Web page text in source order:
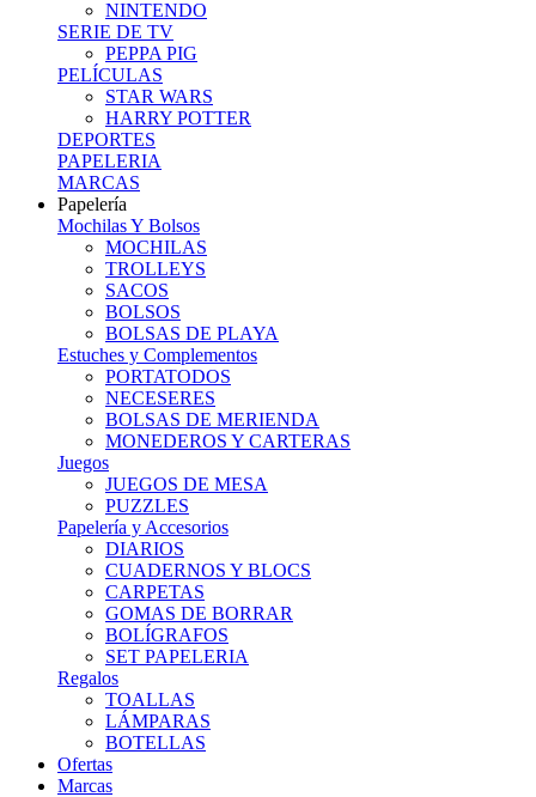
NINTENDO
SERIE DE TV
PEPPA PIG
PELÍCULAS
STAR WARS
HARRY POTTER
DEPORTES
PAPELERIA
MARCAS
Papelería
Mochilas Y Bolsos
MOCHILAS
TROLLEYS
SACOS
BOLSOS
BOLSAS DE PLAYA
Estuches y Complementos
PORTATODOS
NECESERES
BOLSAS DE MERIENDA
MONEDEROS Y CARTERAS
Juegos
JUEGOS DE MESA
PUZZLES
Papelería y Accesorios
DIARIOS
CUADERNOS Y BLOCS
CARPETAS
GOMAS DE BORRAR
BOLÍGRAFOS
SET PAPELERIA
Regalos
TOALLAS
LÁMPARAS
BOTELLAS
Ofertas
Marcas